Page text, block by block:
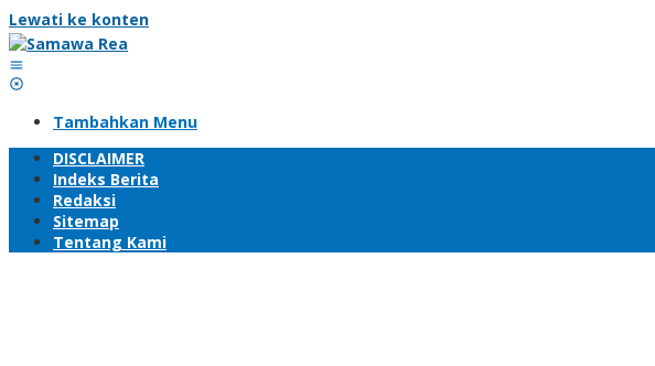
Lewati ke konten
Tambahkan Menu
DISCLAIMER
Indeks Berita
Redaksi
Sitemap
Tentang Kami